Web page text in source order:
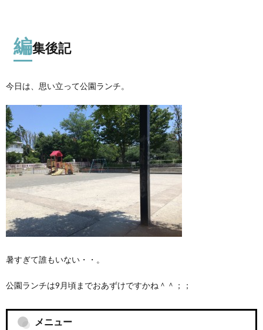
編集後記
今日は、思い立って公園ランチ。
暑すぎて誰もいない・・。
公園ランチは9月頃までおあずけですかね＾＾；；
メニュー